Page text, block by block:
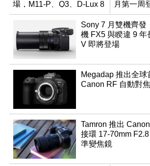
場，M11-P、Q3、D-Lux 8
領銜換裝
月第一周
Sony 7 月雙機齊發
機 FX5 與睽違 9
V 即將登場
Megadap 推出全球
Canon RF 自動對
Tamron 推出
接環 17-70mm
準變焦鏡